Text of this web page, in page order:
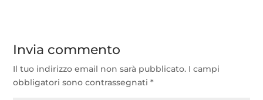
Invia commento
Il tuo indirizzo email non sarà pubblicato. I campi
obbligatori sono contrassegnati*